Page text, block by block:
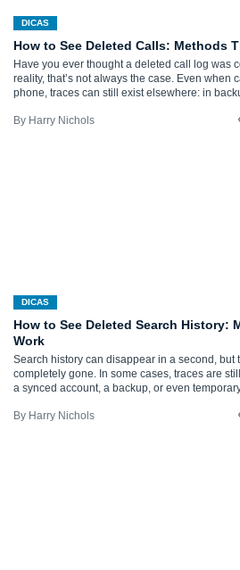
DICAS
How to See Deleted Calls: Methods
Have you ever thought a deleted call log was
reality, that’s not always the case. Even when
phone, traces can still exist elsewhere: in
history with…
Harry Nichols
DICAS
How to See Deleted Search History:
Work
Search history can disappear in a second, but
completely gone. In some cases, traces are
a synced account, a backup, or even
size-fits-all way to see…
Harry Nichols